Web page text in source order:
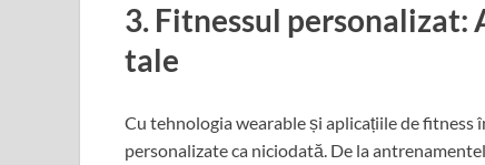
3. Fitnessul
tale
Cu tehnologia wearable și aplicațiile de fitness
personalizate ca niciodată. De la